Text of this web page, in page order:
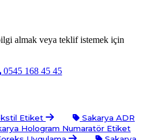
almak veya teklif istemek için
0545 168 45 45
Etiket
Sakarya ADR
Hologram Numaratör Etiket